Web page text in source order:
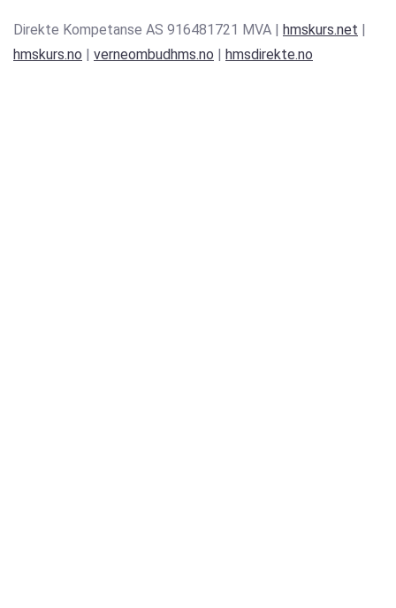
Direkte Kompetanse AS 916481721 MVA | hmskurs.net
hmskurs.no
verneombudhms.no hmsdirekte.no